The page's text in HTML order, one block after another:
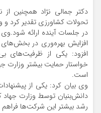
دکتر جمالی نژاد همچنین
تحولات کشاورزی تقدیر کرد و
در جلسات آینده ارائه
افزایش بهره‌وری در
افزود: یکی از ظرفیت‌های
خواستار حمایت بیشتر
است.
وی بیان کرد: یکی از
دانش‌بنیان توسط وزارت جهاد
رشد بیشتر این شرکت‌ها